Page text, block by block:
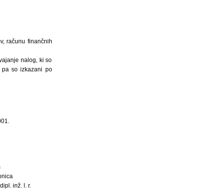
računu finančnih
nalog, ki so
so izkazani po
inž. l. r.